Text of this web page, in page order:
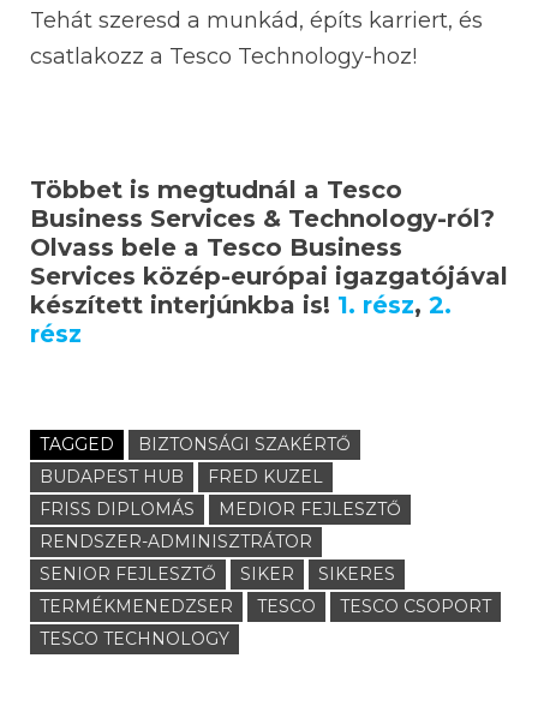
Tehát szeresd a munkád, építs karriert, és
csatlakozz a Tesco Technology-hoz!
Többet is megtudnál a Tesco
Business Services & Technology-ról?
Olvass bele a Tesco Business
Services közép-európai igazgatójával
készített interjúnkba is! 1. rész, 2.
rész
TAGGED
BIZTONSÁGI SZAKÉRTŐ
BUDAPEST HUB
FRED KUZEL
FRISS DIPLOMÁS
MEDIOR FEJLESZTŐ
RENDSZER-ADMINISZTRÁTOR
SENIOR FEJLESZTŐ
SIKER
SIKERES
TERMÉKMENEDZSER
TESCO
TESCO CSOPORT
TESCO TECHNOLOGY